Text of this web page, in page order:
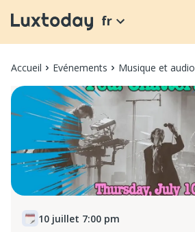
fr
Accueil Evénements Musique et audio
10 juillet 7:00 pm